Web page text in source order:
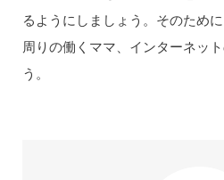
るようにしましょう。そのため
周りの働くママ、インターネッ
う。